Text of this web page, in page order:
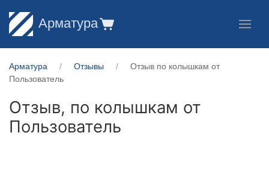
Арматура
Арматура Отзывы
Отзыв по колышкам от
Пользователь
Отзыв, по колышкам от
Пользователь